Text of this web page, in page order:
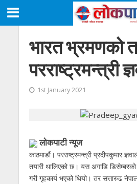
भारत भ्रमणको
परराष्ट्रमन्त्री
1st January 2021
लोकपाटी न्यूज
काठमाडौं। परराष्ट्रमन्त्री प्रदीपकुमार
तयारी थालिएको छ। यस अगाडि डिसेम्बरको
गरी गृहकार्य भएको थियो। तर सत्तारुढ